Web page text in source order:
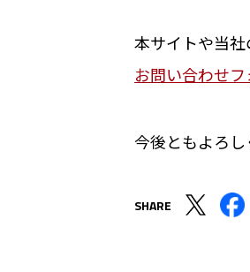
本サイトや当
お問い合わせフ
今後ともよろし
SHARE